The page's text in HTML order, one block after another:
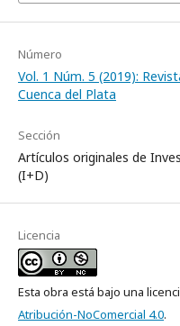
Número
Vol. 1 Núm. 5 (2019):
Cuenca del Plata
Sección
Artículos originales de
(I+D)
Licencia
Esta obra está bajo una
Atribución-NoComercial 4.0.